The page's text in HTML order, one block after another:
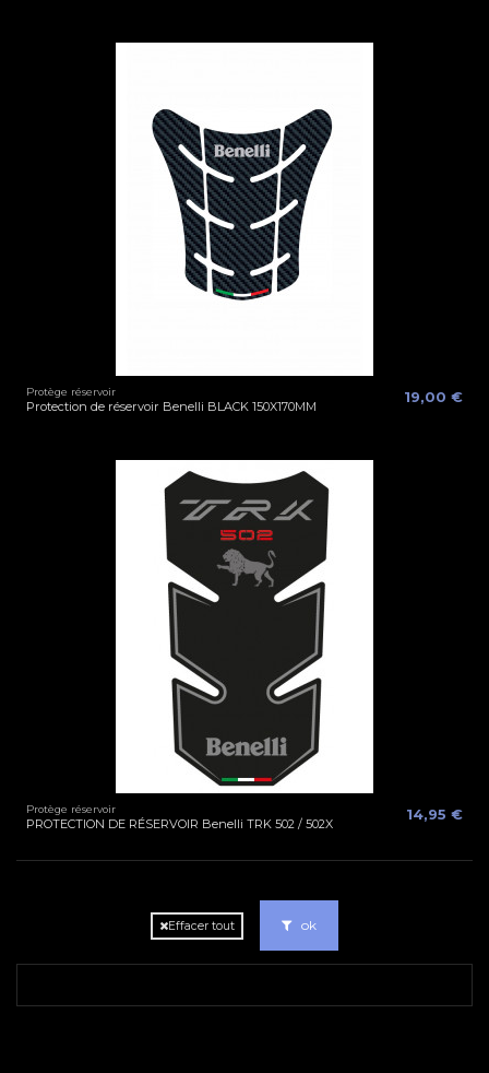
Protège réservoir
Protection de réservoir Benelli BLACK 150X170MM
19,00 €
Protège réservoir
PROTECTION DE RÉSERVOIR Benelli TRK 502 / 502X
14,95 €
Effacer tout ok